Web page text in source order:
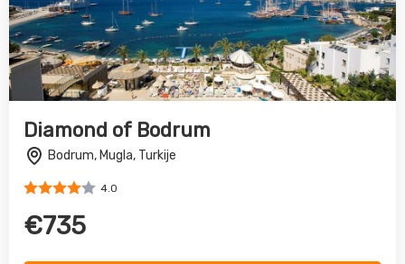
Labranda TMT Bodrum Resort
Bodrum, Mugla, Turkije